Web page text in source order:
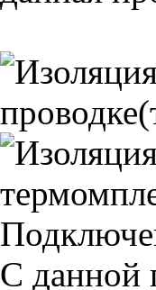
С данной